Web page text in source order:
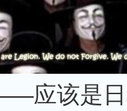
是日本